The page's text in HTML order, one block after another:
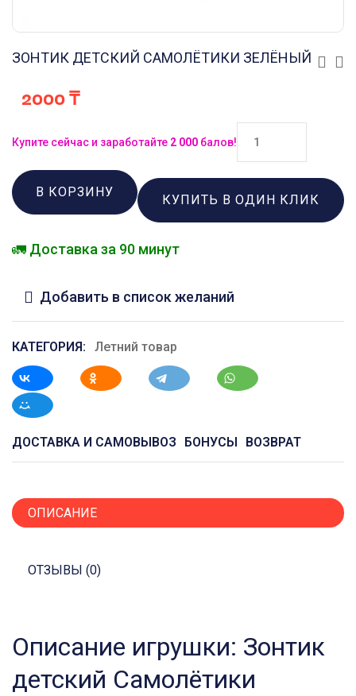
ЗОНТИК ДЕТСКИЙ САМОЛЁТИКИ ЗЕЛЁНЫЙ
2000₸
Купите сейчас и заработайте 2 000 балов!
В КОРЗИНУ
КУПИТЬ В ОДИН КЛИК
🚛 Доставка за 90 минут
Добавить в список желаний
КАТЕГОРИЯ: Летний товар
ДОСТАВКА И САМОВЫВОЗ БОНУСЫ ВОЗВРАТ
ОПИСАНИЕ
ОТЗЫВЫ (0)
Описание игрушки: Зонтик
детский Самолётики